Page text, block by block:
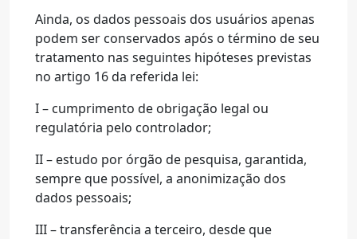
Ainda, os dados pessoais dos usuários apenas
podem ser conservados após o término de seu
tratamento nas seguintes hipóteses previstas
no artigo 16 da referida lei:
I – cumprimento de obrigação legal ou
regulatória pelo controlador;
II – estudo por órgão de pesquisa, garantida,
sempre que possível, a anonimização dos
dados pessoais;
III – transferência a terceiro, desde que